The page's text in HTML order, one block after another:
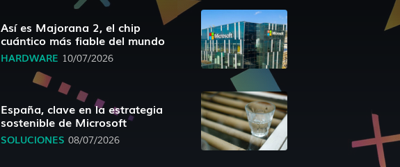
Así es Majorana 2, el chip
cuántico más fiable del mundo
HARDWARE 10/07/2026
España, clave en la estrategia
sostenible de Microsoft
SOLUCIONES 08/07/2026